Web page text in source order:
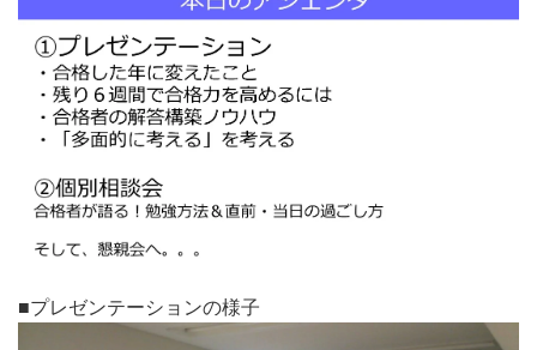
■プレゼンテーションの様子